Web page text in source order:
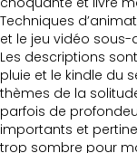
Techniques
et le jeu vidéo sous-
Les descriptions
pluie et le kindle du
thèmes de la
parfois de
importants et
trop sombre pour